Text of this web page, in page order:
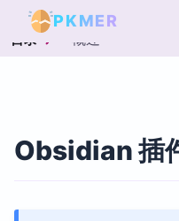
PKMER
目录 概述
Obsidian 插